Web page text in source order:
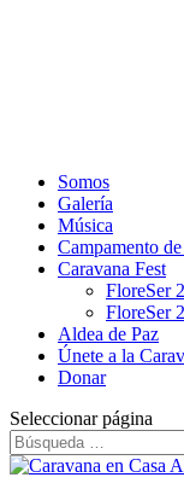
Somos
Galería
Música
Campamento
Caravana Fest
FloreSer
FloreSer
Aldea de Paz
Únete a la
Donar
Seleccionar página